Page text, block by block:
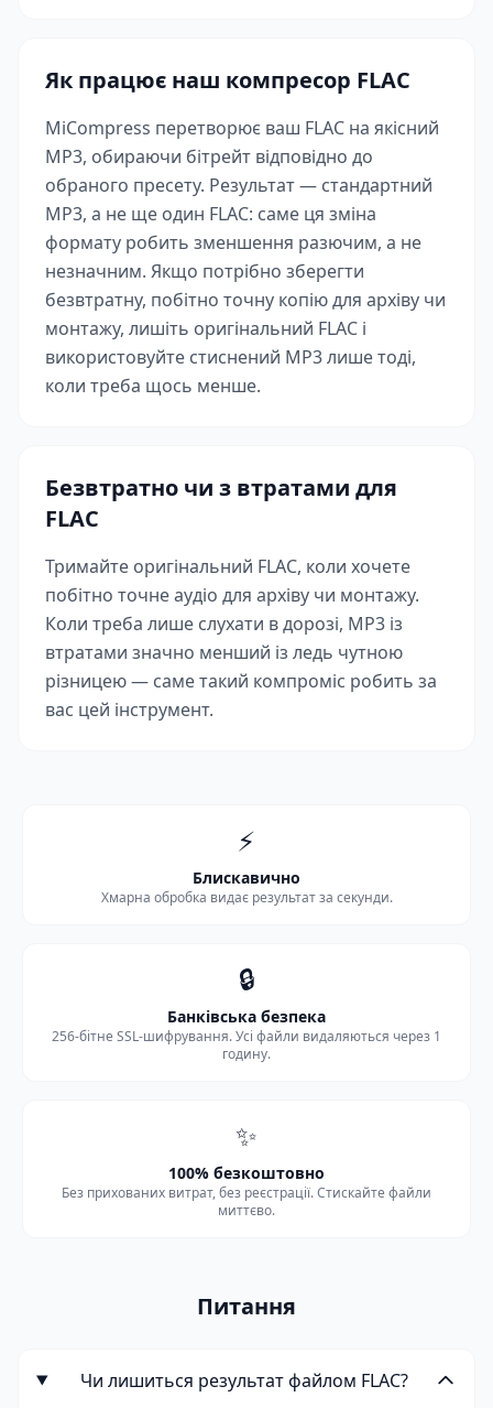
Як працює наш компресор FLAC
MiCompress перетворює ваш FLAC на якісний
MP3, обираючи бітрейт відповідно до
обраного пресету. Результат — стандартний
MP3, а не ще один FLAC: саме ця зміна
формату робить зменшення разючим, а не
незначним. Якщо потрібно зберегти
безвтратну, побітно точну копію для архіву чи
монтажу, лишіть оригінальний FLAC і
використовуйте стиснений MP3 лише тоді,
коли треба щось менше.
Безвтратно чи з втратами для
FLAC
Тримайте оригінальний FLAC, коли хочете
побітно точне аудіо для архіву чи монтажу.
Коли треба лише слухати в дорозі, MP3 із
втратами значно менший із ледь чутною
різницею — саме такий компроміс робить за
вас цей інструмент.
⚡
Блискавично
Хмарна обробка видає результат за секунди.
🔒
Банківська безпека
256-бітне SSL-шифрування. Усі файли видаляються через 1
годину.
✨
100% безкоштовно
Без прихованих витрат, без реєстрації. Стискайте файли
миттєво.
Питання
Чи лишиться результат файлом FLAC?